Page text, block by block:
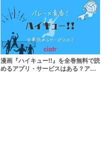
漫画『ハイキュー!!』を全巻無料で読
めるアプリ・サービスはある？アツ